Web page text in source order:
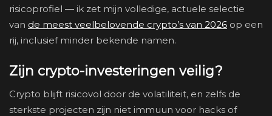
risicoprofiel — ik zet mijn volledige, actuele selectie
van de meest veelbelovende crypto’s van 2026 op een
rij, inclusief minder bekende namen.
Zijn crypto-investeringen veilig?
Crypto blijft risicovol door de volatiliteit, en zelfs de
sterkste projecten zijn niet immuun voor hacks of